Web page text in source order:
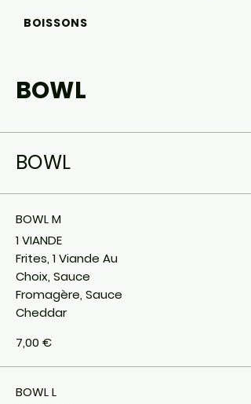
BOWL
BOWL
BOWL M
1 VIANDE
Frites, 1 Viande Au
Choix, Sauce
Fromagère, Sauce
Cheddar
7,00 €
BOWL L
BOISSONS